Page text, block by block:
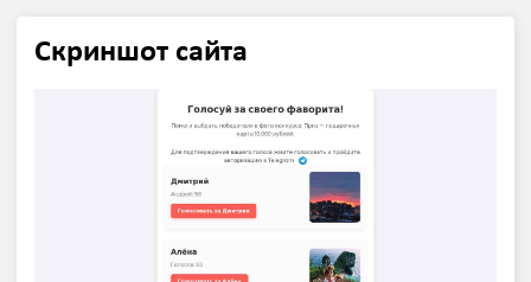
Скриншот сайта